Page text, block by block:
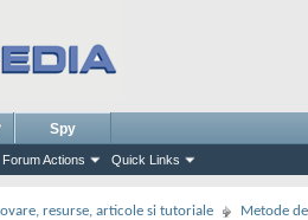
Forum Actions Quick Links
Spy
resurse, articole si tutoriale Metode